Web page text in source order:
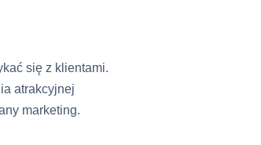
się z klientami.
atrakcyjnej
marketing.